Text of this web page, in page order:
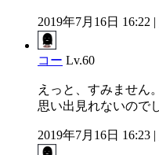
2019年7月16日 16:22 |
コー Lv.60
えっと、すみません
思い出見れないので
2019年7月16日 16:23 |